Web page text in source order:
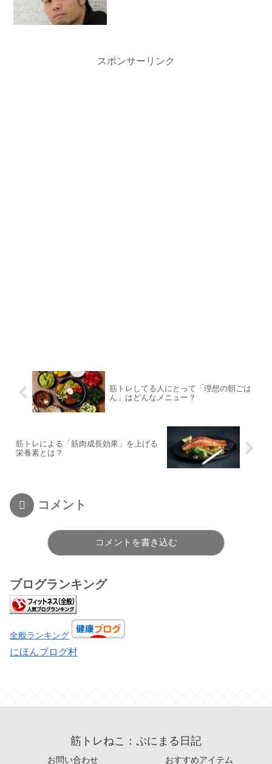
スポンサーリンク
筋トレしてる人にとって「理想の朝ごは
ん」はどんなメニュー？
筋トレによる「筋肉成長効果」を上げる
栄養素とは？
コメント
コメントを書き込む
ブログランキング
全般ランキング
にほんブログ村
筋トレねこ：ぷにまる日記
お問い合わせ おすすめアイテム